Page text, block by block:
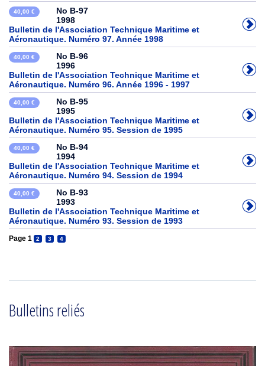
40,00 €
No B-97
1998
Bulletin de l'Association Technique Maritime et
Aéronautique. Numéro 97. Année 1998
40,00 €
No B-96
1996
Bulletin de l'Association Technique Maritime et
Aéronautique. Numéro 96. Année 1996 - 1997
40,00 €
No B-95
1995
Bulletin de l'Association Technique Maritime et
Aéronautique. Numéro 95. Session de 1995
40,00 €
No B-94
1994
Bulletin de l'Association Technique Maritime et
Aéronautique. Numéro 94. Session de 1994
40,00 €
No B-93
1993
Bulletin de l'Association Technique Maritime et
Aéronautique. Numéro 93. Session de 1993
Page 1 2 3 4
Bulletins reliés